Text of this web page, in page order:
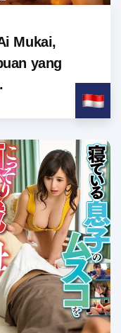
Mukai,
yang